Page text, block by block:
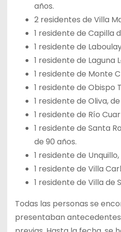
años.
2 residentes de Villa
1 residente de Capilla
1 residente de
1 residente de Laguna
1 residente de Monte
1 residente de Obispo
1 residente de Oliva,
1 residente de Río
1 residente de Santa
de 90 años.
1 residente de
1 residente de Villa
1 residente de Villa de
Todas las personas se
presentaban